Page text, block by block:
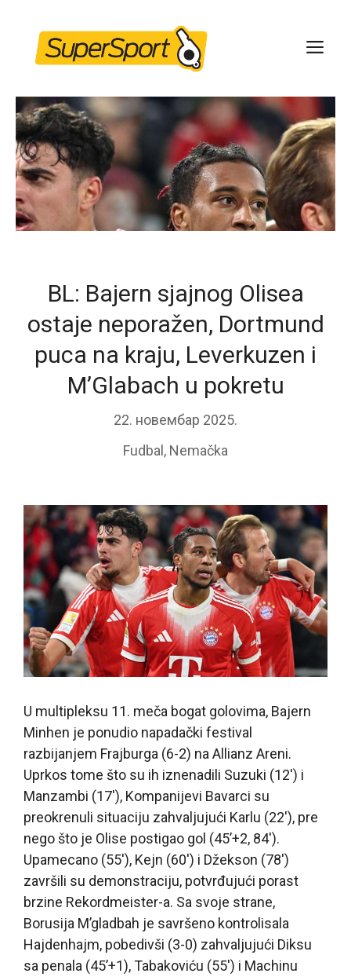
content
BL: Bajern sjajnog Olisea
ostaje neporažen, Dortmund
puca na kraju, Leverkuzen i
M’Glabach u pokretu
22. новембар 2025.
Fudbal , Nemačka
U multipleksu 11. meča bogat golovima, Bajern
Minhen je ponudio napadački festival
razbijanjem Frajburga (6-2) na Allianz Areni.
Uprkos tome što su ih iznenadili Suzuki (12′) i
Manzambi (17′), Kompanijevi Bavarci su
preokrenuli situaciju zahvaljujući Karlu (22′), pre
nego što je Olise postigao gol (45’+2, 84′).
Upamecano (55′), Kejn (60′) i Džekson (78′)
završili su demonstraciju, potvrđujući porast
brzine Rekordmeister-a. Sa svoje strane,
Borusija M’gladbah je savršeno kontrolisala
Hajdenhajm, pobedivši (3-0) zahvaljujući Diksu
sa penala (45’+1), Tabakoviću (55′) i Machinu